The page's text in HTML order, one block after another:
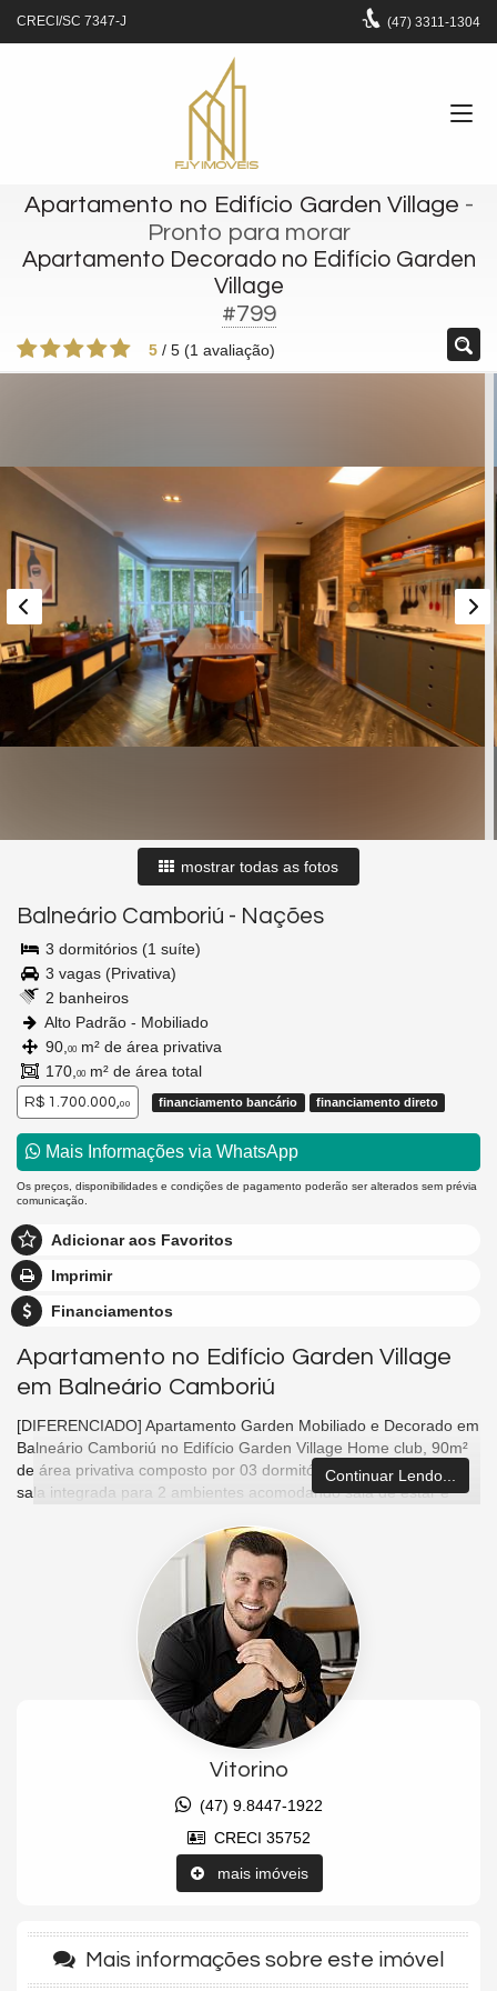
CRECI/SC 7347-J (47) 3311-1304
Apartamento no Edifício Garden Village -
Pronto para morar
Apartamento Decorado no Edifício Garden
Village
#799
5 / 5 (1 avaliação)
mostrar todas as fotos
Balneário Camboriú - Nações
3 dormitórios (1 suíte)
3 vagas (Privativa)
2 banheiros
Alto Padrão - Mobiliado
90, 00 m² de área privativa
170, 00 m² de área total
R$ 1.700.000,00 financiamento bancário financiamento direto
Mais Informações via WhatsApp
Os preços, disponibilidades e condições de pagamento poderão ser alterados sem prévia
comunicação.
Adicionar aos Favoritos
Imprimir
Financiamentos
Apartamento no Edifício Garden Village
em Balneário Camboriú
[DIFERENCIADO] Apartamento Garden Mobiliado e Decorado em
Balneário Camboriú no Edifício Garden Village Home club, 90m²
de área privativa composto por 03 dormitórios, 01 sendo suíte,
sala integrada para 2 ambientes acomodando sala de estar e
social, piso em porcelanato e 03 vagas de garagem privativas.
O Empreendimento possui portaria 24hrs, portão eletrônico,
medidores individuais, gás central, câmeras de vigilância e uma
ampla e completa área de lazer, Salão de festas, espaço
gourmet, piscina, sauna, sala de jogos, cinema, academia e
muito mais. Todo conforto e segurança para voce e sua familia.
Características do Imóvel
Sacada com Churrasqueira
Banheiro Social
Sala de TV
Características do Empreendimento
Continuar Lendo...
Vitorino
(47) 9.8447-1922
CRECI 35752
mais imóveis
Mais informações sobre este imóvel